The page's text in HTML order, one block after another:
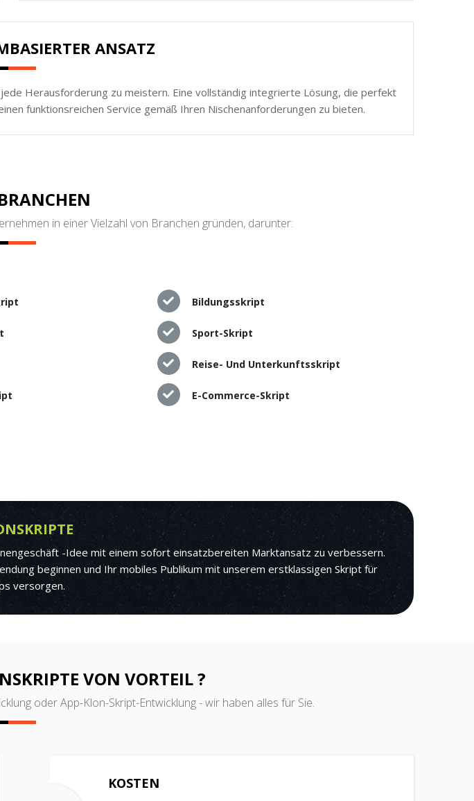
ANSATZ
Herausforderung zu meistern. Eine vollständig integrierte Lösung, die perfekt
funktionsreichen Service gemäß Ihren Nischenanforderungen zu bieten.
in einer Vielzahl von Branchen gründen, darunter:
Bildungsskript
Sport-Skript
Reise- Und Unterkunftsskript
E-Commerce-Skript
-Idee mit einem sofort einsatzbereiten Marktansatz zu verbessern.
beginnen und Ihr mobiles Publikum mit unserem erstklassigen Skript für
versorgen.
VON VORTEIL ?
oder App-Klon-Skript-Entwicklung - wir haben alles für Sie.
KOSTEN